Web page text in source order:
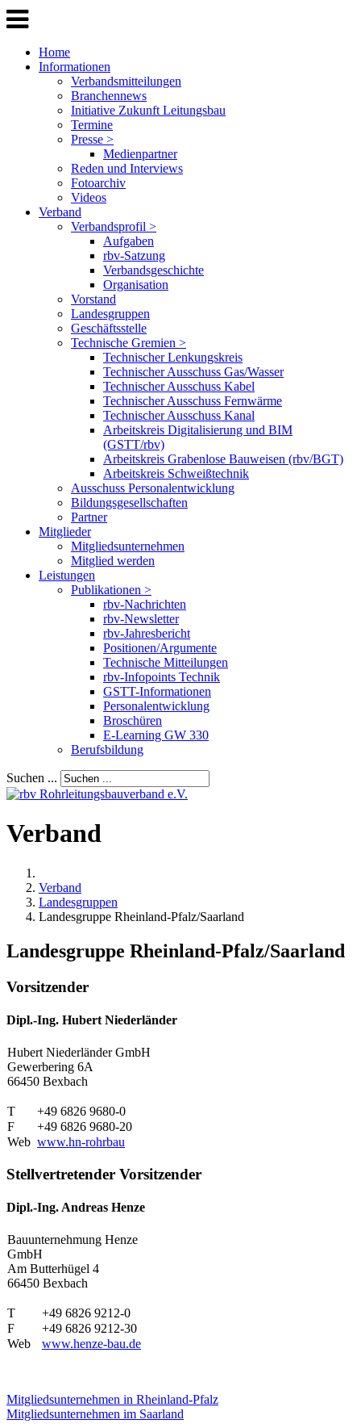
Home
Informationen
Verbandsmitteilungen
Branchennews
Initiative Zukunft Leitungsbau
Termine
Presse >
Medienpartner
Reden und Interviews
Fotoarchiv
Videos
Verband
Verbandsprofil >
Aufgaben
rbv-Satzung
Verbandsgeschichte
Organisation
Vorstand
Landesgruppen
Geschäftsstelle
Technische Gremien >
Technischer Lenkungskreis
Technischer Ausschuss Gas/Wasser
Technischer Ausschuss Kabel
Technischer Ausschuss Fernwärme
Technischer Ausschuss Kanal
Arbeitskreis Digitalisierung und BIM
(GSTT/rbv)
Arbeitskreis Grabenlose Bauweisen (rbv/BGT)
Arbeitskreis Schweißtechnik
Ausschuss Personalentwicklung
Bildungsgesellschaften
Partner
Mitglieder
Mitgliedsunternehmen
Mitglied werden
Leistungen
Publikationen >
rbv-Nachrichten
rbv-Newsletter
rbv-Jahresbericht
Positionen/Argumente
Technische Mitteilungen
rbv-Infopoints Technik
GSTT-Informationen
Personalentwicklung
Broschüren
E-Learning GW 330
Berufsbildung
Suchen ...
Verband
Verband
Landesgruppen
Landesgruppe Rheinland-Pfalz/Saarland
Landesgruppe Rheinland-Pfalz/Saarland
Vorsitzender
Dipl.-Ing. Hubert Niederländer
Hubert Niederländer GmbH
Gewerbering 6A
66450 Bexbach
T
+49 6826 9680-0
F
+49 6826 9680-20
Web www.hn-rohrbau
Stellvertretender Vorsitzender
Dipl.-Ing. Andreas Henze
Bauunternehmung Henze
GmbH
Am Butterhügel 4
66450 Bexbach
T
+49 6826 9212-0
F
+49 6826 9212-30
Web
www.henze-bau.de
Mitgliedsunternehmen in Rheinland-Pfalz
Mitgliedsunternehmen im Saarland